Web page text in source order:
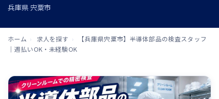
兵庫県 宍粟市
ホーム › 求人を探す ›
【兵庫県宍粟市】半導体部品の検査スタッフ
｜週払いOK・未経験OK